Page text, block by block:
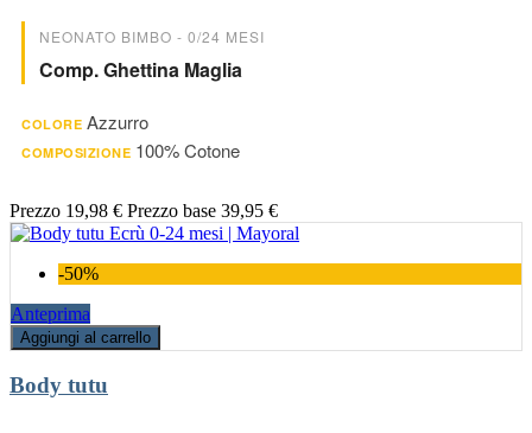
NEONATO BIMBO - 0/24 MESI
Comp. Ghettina Maglia
COLORE Azzurro
COMPOSIZIONE 100% Cotone
Prezzo 19,98 € Prezzo base 39,95 €
-50%
Anteprima
Aggiungi al carrello
Body tutu